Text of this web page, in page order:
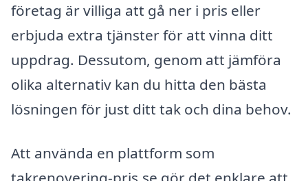
företag är villiga att gå ner i pris eller
erbjuda extra tjänster för att vinna ditt
uppdrag. Dessutom, genom att jämföra
olika alternativ kan du hitta den bästa
lösningen för just ditt tak och dina behov.
Att använda en plattform som